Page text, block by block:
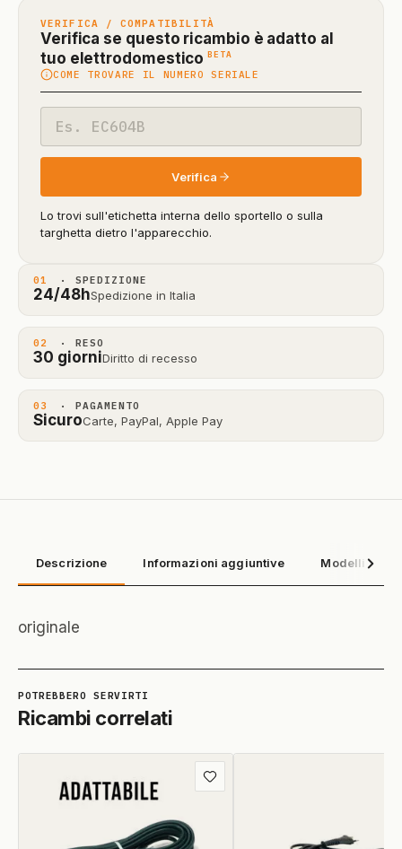
VERIFICA / COMPATIBILITÀ
Verifica se questo ricambio è adatto al
tuo elettrodomestico BETA
in
beta)
COME TROVARE IL NUMERO SERIALE
modello
Verifica
Lo trovi sull'etichetta interna dello sportello o sulla
targhetta dietro l'apparecchio.
01 · SPEDIZIONE
24/48hSpedizione in Italia
02 · RESO
30 giorniDiritto di recesso
03 · PAGAMENTO
SicuroCarte, PayPal, Apple Pay
Descrizione Informazioni aggiuntive Modelli
originale
Ricambi correlati
Aggiungi
ai